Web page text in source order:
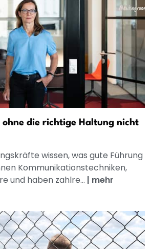
ohne die richtige Haltung nicht
wissen, was gute Führung
Kommunikationstechniken,
und haben zahlre... | mehr